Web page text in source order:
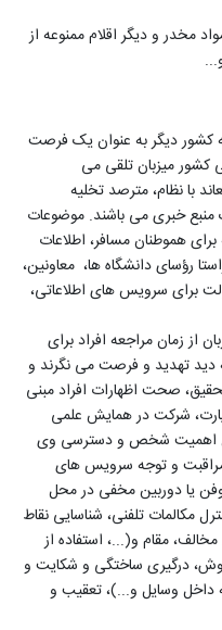
مخدر و دیگر اقلام ممنوعه از
...
کشور دیگر به عنوان یک فرصت
کشور میزبان تلقی می
با نظام، مترصد تخلیه
منبع خبری می باشند. موضوعات
هموطنان مسافر، اطلاعات
رؤسای دانشگاه ها، معاونین،
برای سرویس های اطلاعاتی،
از زمان مراجعه افراد برای
دید تهدید و فرصت می نگرند و
صحت اظهارات افراد مبنی
شرکت در همایش علمی
اهمیت شخص و دسترسی وی
مراقبت و توجه سرویس های
یا دوربین مخفی در محل
مکالمات تلفنی، شناسایی نقاط
مقام و...)، استفاده از
درگیری ساختگی و شکایت و
داخل وسایل و...)، تعقیب و